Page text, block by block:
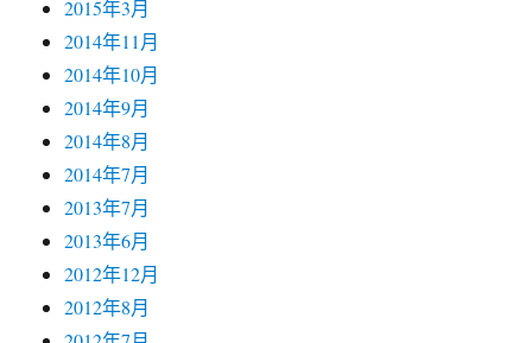
2015年3月
2014年11月
2014年10月
2014年9月
2014年8月
2014年7月
2013年7月
2013年6月
2012年12月
2012年8月